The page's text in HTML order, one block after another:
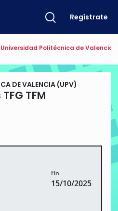
Regístrate
Universidad Politécnica de Valencia
DE VALENCIA (UPV)
TFM
Fin
15/10/2025